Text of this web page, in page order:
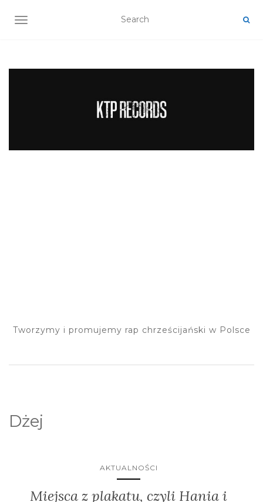
TOGGLE NAVIGATION
Tworzymy i promujemy rap chrześcijański w Polsce
Dżej
AKTUALNOŚCI
Miejsca z plakatu, czyli Hania i